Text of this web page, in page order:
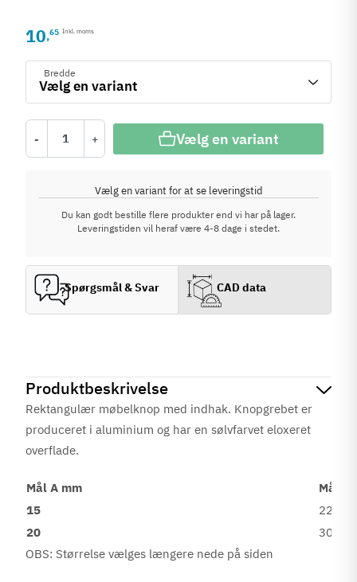
Produktbeskrivelse
Rektangulær møbelknop med indhak. Knopgrebet er
produceret i aluminium og har en sølvfarvet eloxeret
overflade.
Mål A mm
Mål B
15
22
20
30
OBS: Størrelse vælges længere nede på siden
10,65 Inkl. moms
Bredde
- + Vælg en variant
Vælg en variant for at se leveringstid
Du kan godt bestille flere produkter end vi har på lager.
Leveringstiden vil heraf være 4-8 dage i stedet.
Spørgsmål & Svar CAD data